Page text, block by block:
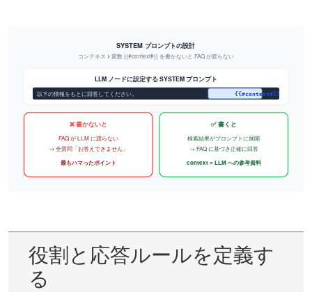
役割と応答ルールを定義す
る